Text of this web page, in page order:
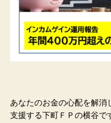
あなたのお金の心配を解消
支援する下町ＦＰの横谷で